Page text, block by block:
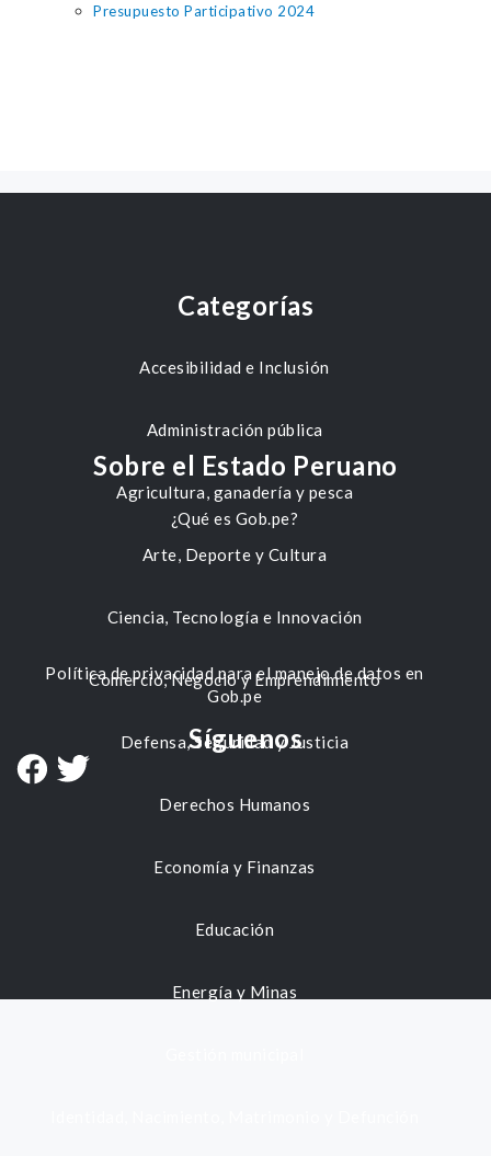
Presupuesto Participativo 2024
Categorías
Accesibilidad e Inclusión
Administración pública
Agricultura, ganadería y pesca
Arte, Deporte y Cultura
Ciencia, Tecnología e Innovación
Comercio, Negocio y Emprendimiento
Defensa, Seguridad y Justicia
Derechos Humanos
Economía y Finanzas
Educación
Energía y Minas
Sobre el Estado Peruano
¿Qué es Gob.pe?
Política de privacidad para el manejo de datos en
Gob.pe
Síguenos